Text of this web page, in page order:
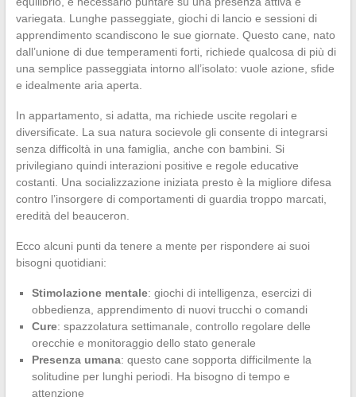
variegata. Lunghe passeggiate, giochi di lancio e sessioni di
apprendimento scandiscono le sue giornate. Questo cane, nato
dall’unione di due temperamenti forti, richiede qualcosa di più di
una semplice passeggiata intorno all’isolato: vuole azione, sfide
e idealmente aria aperta.
In appartamento, si adatta, ma richiede uscite regolari e
diversificate. La sua natura socievole gli consente di integrarsi
senza difficoltà in una famiglia, anche con bambini. Si
privilegiano quindi interazioni positive e regole educative
costanti. Una socializzazione iniziata presto è la migliore difesa
contro l’insorgere di comportamenti di guardia troppo marcati,
eredità del beauceron.
Ecco alcuni punti da tenere a mente per rispondere ai suoi
bisogni quotidiani:
Stimolazione mentale: giochi di intelligenza, esercizi di
obbedienza, apprendimento di nuovi trucchi o comandi
Cure: spazzolatura settimanale, controllo regolare delle
orecchie e monitoraggio dello stato generale
Presenza umana: questo cane sopporta difficilmente la
solitudine per lunghi periodi. Ha bisogno di tempo e
attenzione